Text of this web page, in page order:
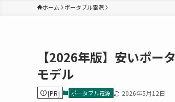
ホーム ポータブル電源
【2026年版】安いポ
モデル
[PR] ポータブル電源 2026年5月12日